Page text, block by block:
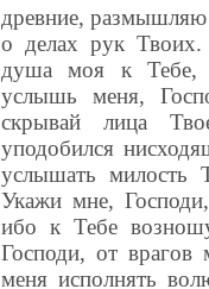
древние, размышляю
о делах рук
душа моя к Тебе,
услышь меня,
скрывай лица
уподобился
услышать
Укажи мне,
ибо к Тебе
Господи, от
меня исполнять